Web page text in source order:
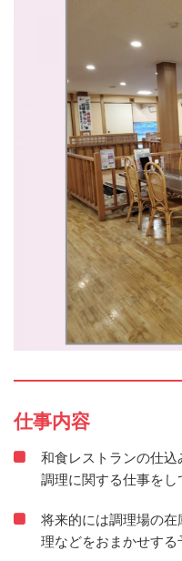
仕事内容
和食レストランの仕
調理に関する仕事を
将来的には調理場の
理などをおまかせする